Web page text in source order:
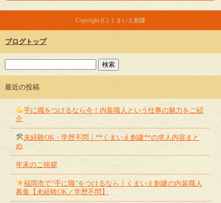
Copyright (C) くまいえ創建
ブログトップ
最近の投稿
手に職をつけるなら今！内装職人という仕事の魅力をご紹
介
未経験OK・学歴不問｜**くまいえ創建**の求人内容まと
め
年末のご挨拶
福岡市で“手に職”をつけるなら！くまいえ創建の内装職人
募集【未経験OK／学歴不問】